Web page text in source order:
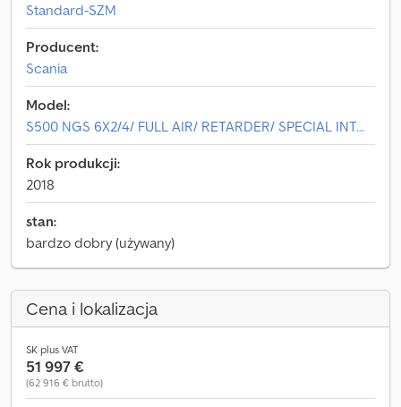
Standard-SZM
Producent:
Scania
Model:
S500 NGS 6X2/4/ FULL AIR/ RETARDER/ SPECIAL INT...
Rok produkcji:
2018
stan:
bardzo dobry (używany)
Cena i lokalizacja
SK plus VAT
51 997 €
(62 916 € brutto)